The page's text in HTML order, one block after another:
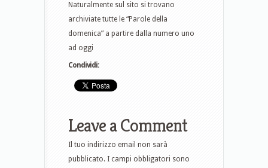
Naturalmente sul sito si trovano
archiviate tutte le “Parole della
domenica” a partire dalla numero uno
ad oggi
Condividi:
Leave a Comment
Il tuo indirizzo email non sarà
pubblicato. I campi obbligatori sono